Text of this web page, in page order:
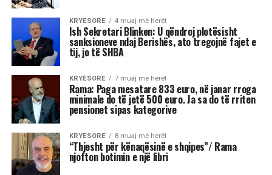
KRYESORE 4 muaj më herët
Ish Sekretari Blinken: U qëndroj plotësisht
sanksioneve ndaj Berishës, ato tregojnë fajet e
tij, jo të SHBA
KRYESORE 7 muaj më herët
Rama: Paga mesatare 833 euro, në janar rroga
minimale do të jetë 500 euro. Ja sa do të rriten
pensionet sipas kategorive
KRYESORE 8 muaj më herët
“Thjesht për kënaqësinë e shqipes”/ Rama
njofton botimin e një libri